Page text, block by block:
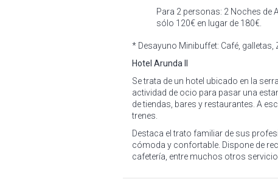
Para 2 personas: 2 Noches de
sólo 120€ en lugar de 180€.
* Desayuno Minibuffet: Café,
Hotel Arunda II
Se trata de un hotel ubicado en la
actividad de ocio para pasar una
de tiendas, bares y restaurantes. A
trenes.
Destaca el trato familiar de sus
cómoda y confortable. Dispone de
cafetería, entre muchos otros